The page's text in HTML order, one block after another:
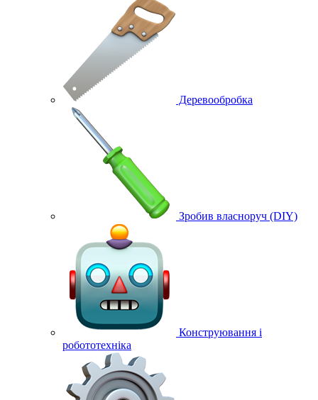
Деревообробка
Зробив власноруч (DIY)
Конструювання і
робототехніка